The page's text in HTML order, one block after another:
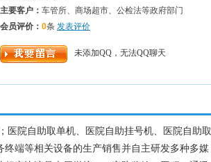
主要客户： 车管所、商场超市、公检法等政府部门
会员评价： 0条 发表评价
未添加QQ，无法QQ聊天
医院自助取单机、医院自助挂号机、医院自助取
端等相关设备的生产销售并自主研发多种多媒